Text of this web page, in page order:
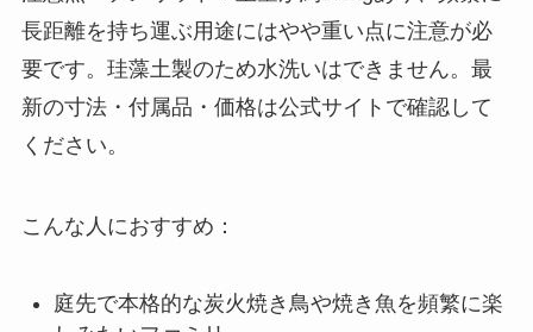
長距離を持ち運ぶ用途にはやや重い点に注意が必
要です。珪藻土製のため水洗いはできません。最
新の寸法・付属品・価格は公式サイトで確認して
ください。
こんな人におすすめ：
庭先で本格的な炭火焼き鳥や焼き魚を頻繁に楽